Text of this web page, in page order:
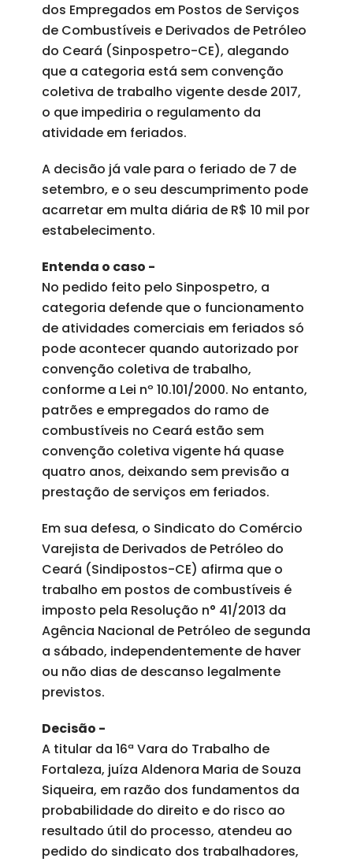
dos Empregados em Postos de Serviços
de Combustíveis e Derivados de Petróleo
do Ceará (Sinpospetro-CE), alegando
que a categoria está sem convenção
coletiva de trabalho vigente desde 2017,
o que impediria o regulamento da
atividade em feriados.
A decisão já vale para o feriado de 7 de
setembro, e o seu descumprimento pode
acarretar em multa diária de R$ 10 mil por
estabelecimento.
Entenda o caso -
No pedido feito pelo Sinpospetro, a
categoria defende que o funcionamento
de atividades comerciais em feriados só
pode acontecer quando autorizado por
convenção coletiva de trabalho,
conforme a Lei nº 10.101/2000. No entanto,
patrões e empregados do ramo de
combustíveis no Ceará estão sem
convenção coletiva vigente há quase
quatro anos, deixando sem previsão a
prestação de serviços em feriados.
Em sua defesa, o Sindicato do Comércio
Varejista de Derivados de Petróleo do
Ceará (Sindipostos-CE) afirma que o
trabalho em postos de combustíveis é
imposto pela Resolução n° 41/2013 da
Agência Nacional de Petróleo de segunda
a sábado, independentemente de haver
ou não dias de descanso legalmente
previstos.
Decisão -
A titular da 16ª Vara do Trabalho de
Fortaleza, juíza Aldenora Maria de Souza
Siqueira, em razão dos fundamentos da
probabilidade do direito e do risco ao
resultado útil do processo, atendeu ao
pedido do sindicato dos trabalhadores,